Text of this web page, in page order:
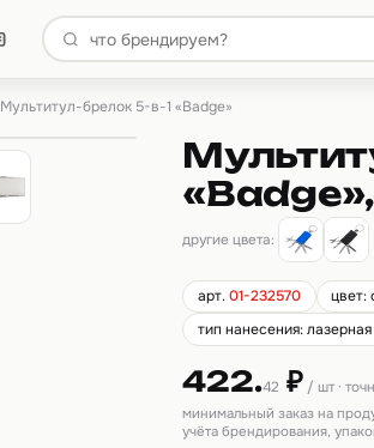
Мультитул-брелок 5-в-1 «Badge»
другие цвета:
арт.01-232570
цвет:
тип нанесения:
422.42 ₽ / шт ·
минимальный заказ на
учёта брендирования,